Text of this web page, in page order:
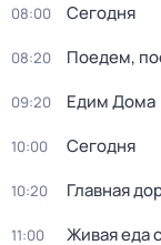
08:00 Сегодня
08:20 Поедем,
09:20 Едим Дома
10:00 Сегодня
10:20 Главная
11:00 Живая еда